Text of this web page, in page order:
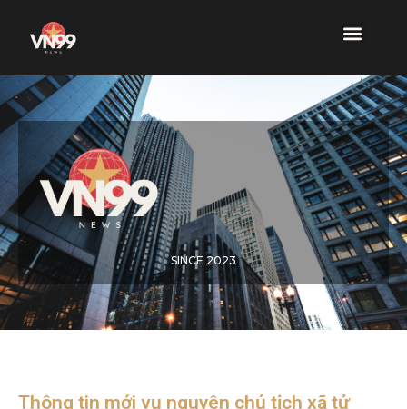
SINCE 2023
Thông tin mới vụ nguyên chủ tịch xã tử